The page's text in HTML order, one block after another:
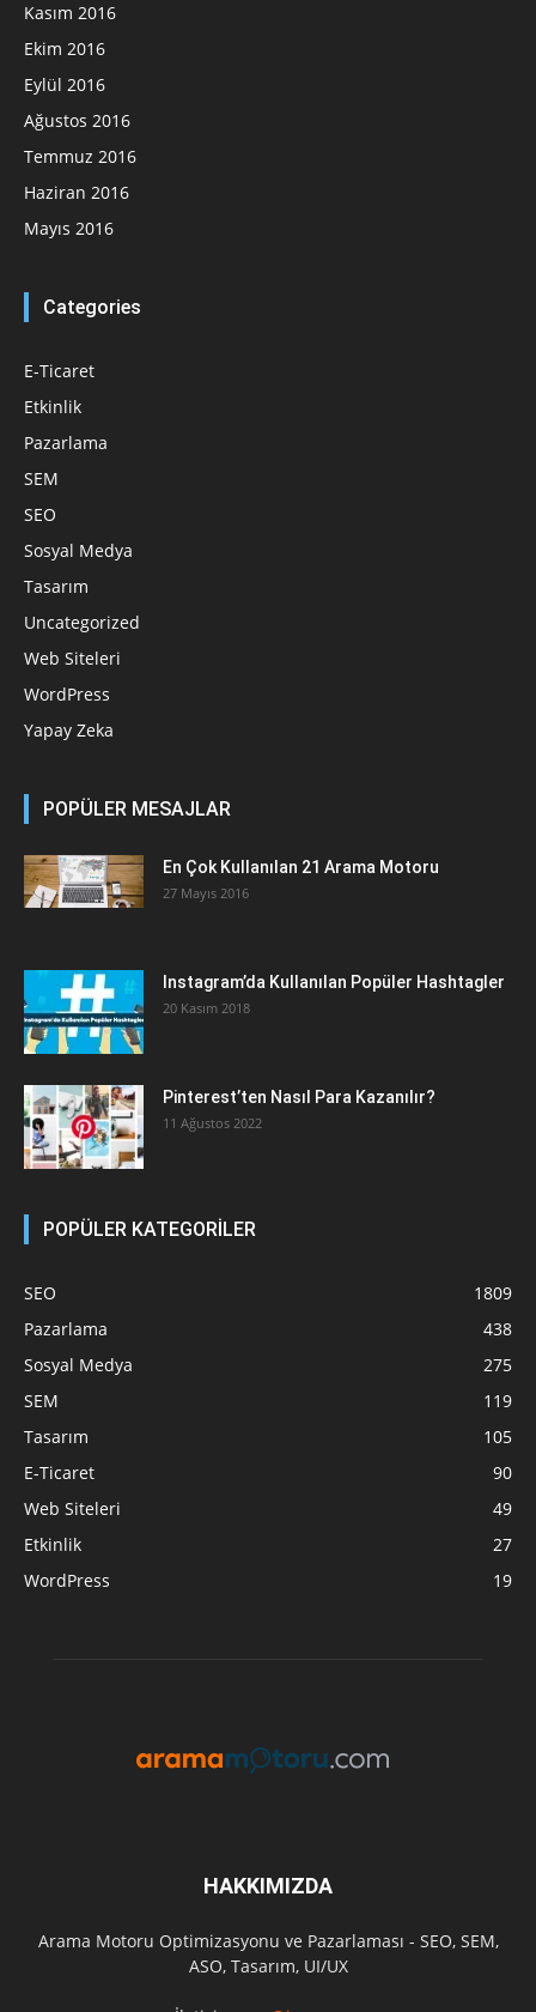
Kasım 2016
Ekim 2016
Eylül 2016
Ağustos 2016
Temmuz 2016
Haziran 2016
Mayıs 2016
Categories
E-Ticaret
Etkinlik
Pazarlama
SEM
SEO
Sosyal Medya
Tasarım
Uncategorized
Web Siteleri
WordPress
Yapay Zeka
POPÜLER MESAJLAR
En Çok Kullanılan 21 Arama Motoru
27 Mayıs 2016
Instagram’da Kullanılan Popüler Hashtagler
20 Kasım 2018
Pinterest’ten Nasıl Para Kazanılır?
11 Ağustos 2022
POPÜLER KATEGORİLER
SEO
1809
Pazarlama
438
Sosyal Medya
275
SEM
119
Tasarım
105
E-Ticaret
90
Web Siteleri
49
Etkinlik
27
WordPress
19
HAKKIMIZDA
Arama Motoru Optimizasyonu ve Pazarlaması - SEO, SEM,
ASO, Tasarım, UI/UX